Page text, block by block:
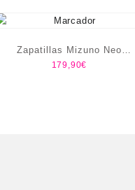
Zapatillas Mizuno Neo
Accera Hombre
179,90€